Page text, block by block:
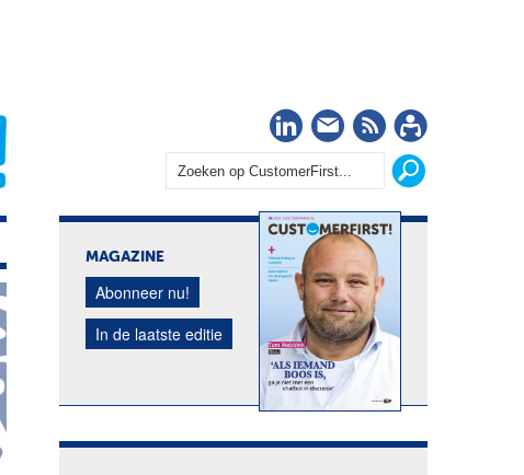
LinkedIn
Nieuwsbrief
RSS
MAGAZINE
Abonneer nu!
In de laatste editie